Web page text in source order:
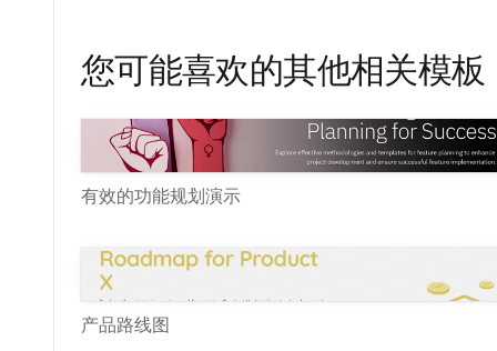
您可能喜欢的其他相关模板
有效的功能规划演示
产品路线图